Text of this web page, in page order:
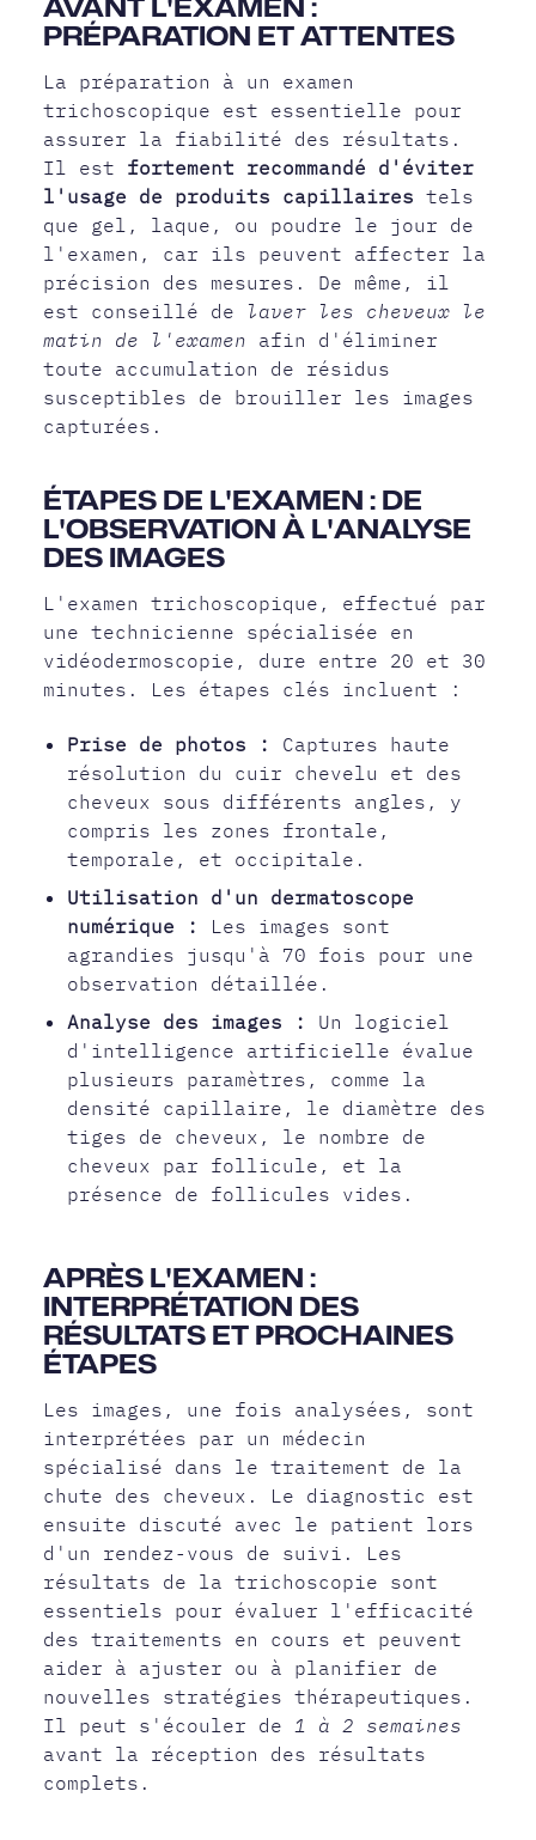
AVANT L'EXAMEN :
PRÉPARATION ET ATTENTES
La préparation à un examen
trichoscopique est essentielle pour
assurer la fiabilité des résultats.
Il est fortement recommandé d'éviter
l'usage de produits capillaires tels
que gel, laque, ou poudre le jour de
l'examen, car ils peuvent affecter la
précision des mesures. De même, il
est conseillé de laver les cheveux le
matin de l'examen afin d'éliminer
toute accumulation de résidus
susceptibles de brouiller les images
capturées.
ÉTAPES DE L'EXAMEN : DE
L'OBSERVATION À L'ANALYSE
DES IMAGES
L'examen trichoscopique, effectué par
une technicienne spécialisée en
vidéodermoscopie, dure entre 20 et 30
minutes. Les étapes clés incluent :
Prise de photos :
Captures haute
résolution du cuir chevelu et des
cheveux sous différents angles, y
compris les zones frontale,
temporale, et occipitale.
Utilisation d'un dermatoscope
numérique :
Les images sont
agrandies jusqu'à 70 fois pour une
observation détaillée.
Analyse des images :
Un logiciel
d'intelligence artificielle évalue
plusieurs paramètres, comme la
densité capillaire, le diamètre des
tiges de cheveux, le nombre de
cheveux par follicule, et la
présence de follicules vides.
APRÈS L'EXAMEN :
INTERPRÉTATION DES
RÉSULTATS ET PROCHAINES
ÉTAPES
Les images, une fois analysées, sont
interprétées par un médecin
spécialisé dans le traitement de la
chute des cheveux. Le diagnostic est
ensuite discuté avec le patient lors
d'un rendez-vous de suivi. Les
résultats de la trichoscopie sont
essentiels pour évaluer l'efficacité
des traitements en cours et peuvent
aider à ajuster ou à planifier de
nouvelles stratégies thérapeutiques.
Il peut s'écouler de 1 à 2 semaines
avant la réception des résultats
complets.